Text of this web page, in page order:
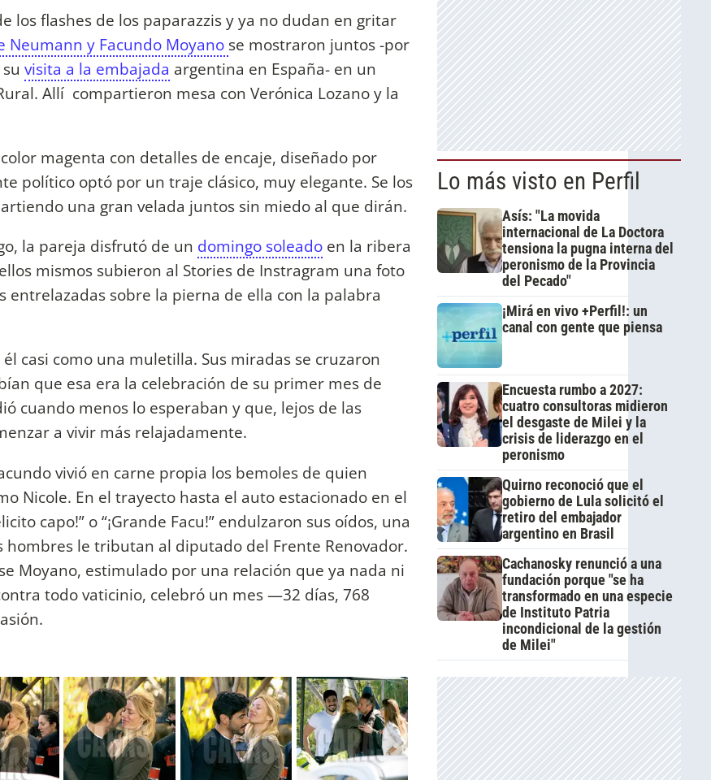
los flashes de los paparazzis y ya no dudan en gritar
Neumann y Facundo Moyano se mostraron juntos -por
visita a la embajada argentina en España- en un
Allí compartieron mesa con Verónica Lozano y la
magenta con detalles de encaje, diseñado por
político optó por un traje clásico, muy elegante. Se los
una gran velada juntos sin miedo al que dirán.
la pareja disfrutó de un domingo soleado en la ribera
mismos subieron al Stories de Instragram una foto
entrelazadas sobre la pierna de ella con la palabra
casi como una muletilla. Sus miradas se cruzaron
que esa era la celebración de su primer mes de
cuando menos lo esperaban y que, lejos de las
a vivir más relajadamente.
vivió en carne propia los bemoles de quien
Nicole. En el trayecto hasta el auto estacionado en el
capo!” o “¡Grande Facu!” endulzaron sus oídos, una
le tributan al diputado del Frente Renovador.
Moyano, estimulado por una relación que ya nada ni
todo vaticinio, celebró un mes —32 días, 768
Lo más visto en Perfil
Asís: "La movida
internacional de La Doctora
tensiona la pugna interna del
peronismo de la Provincia
del Pecado"
¡Mirá en vivo +Perfil!: un
canal con gente que piensa
Encuesta rumbo a 2027:
cuatro consultoras midieron
el desgaste de Milei y la
crisis de liderazgo en el
peronismo
Quirno reconoció que el
gobierno de Lula solicitó el
retiro del embajador
argentino en Brasil
Cachanosky renunció a una
fundación porque "se ha
transformado en una especie
de Instituto Patria
incondicional de la gestión
de Milei"